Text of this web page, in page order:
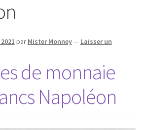
par Mister Monney— Laisser un
de monnaie
Napoléon